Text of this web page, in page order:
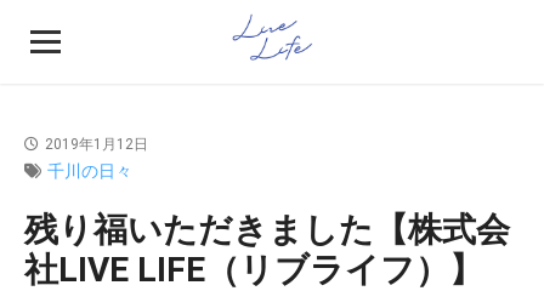
2019年1月12日
千川の日々
残り福いただきました【株式会
社LIVE LIFE（リブライフ）】